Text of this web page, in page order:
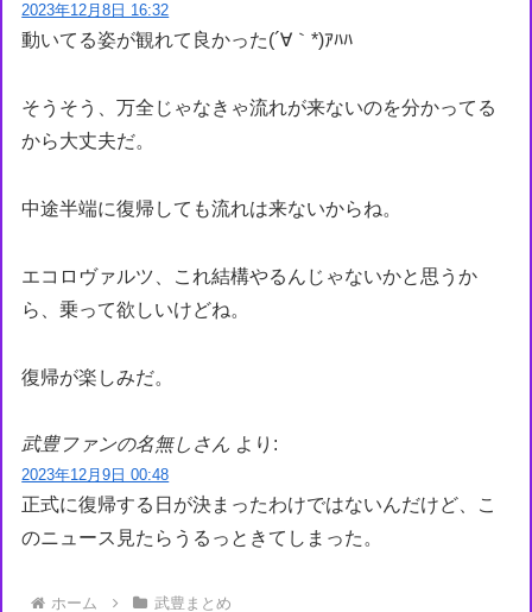
2023年12月8日 16:32
動いてる姿が観れて良かった(´∀｀*)ｱﾊﾊ
そうそう、万全じゃなきゃ流れが来ないのを分かってる
から大丈夫だ。
中途半端に復帰しても流れは来ないからね。
エコロヴァルツ、これ結構やるんじゃないかと思うか
ら、乗って欲しいけどね。
復帰が楽しみだ。
武豊ファンの名無しさん より:
2023年12月9日 00:48
正式に復帰する日が決まったわけではないんだけど、こ
のニュース見たらうるっときてしまった。
ホーム 武豊まとめ